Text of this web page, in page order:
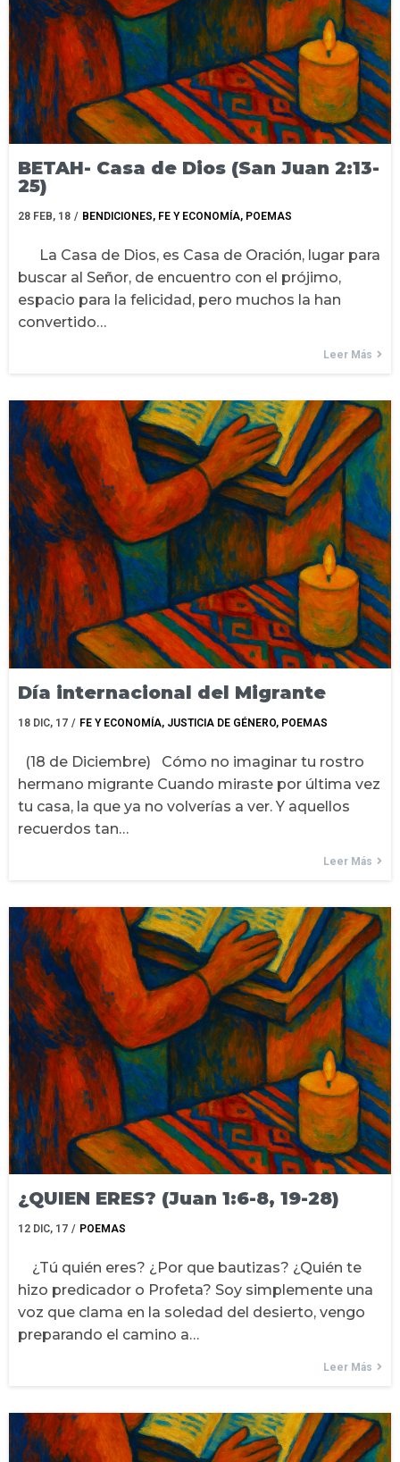
BETAH- Casa de Dios (San Juan 2:13-
25)
28 FEB, 18 / BENDICIONES FE Y ECONOMÍA POEMAS
La Casa de Dios, es Casa de Oración, lugar para
buscar al Señor, de encuentro con el prójimo,
espacio para la felicidad, pero muchos la han
convertido…
Leer Más
Día internacional del Migrante
18 DIC, 17 / FE Y ECONOMÍA JUSTICIA DE GÉNERO POEMAS
(18 de Diciembre) Cómo no imaginar tu rostro
hermano migrante Cuando miraste por última vez
tu casa, la que ya no volverías a ver. Y aquellos
recuerdos tan…
Leer Más
¿QUIEN ERES? (Juan 1:6-8, 19-28)
12 DIC, 17 / POEMAS
¿Tú quién eres? ¿Por que bautizas? ¿Quién te
hizo predicador o Profeta? Soy simplemente una
voz que clama en la soledad del desierto, vengo
preparando el camino a…
Leer Más